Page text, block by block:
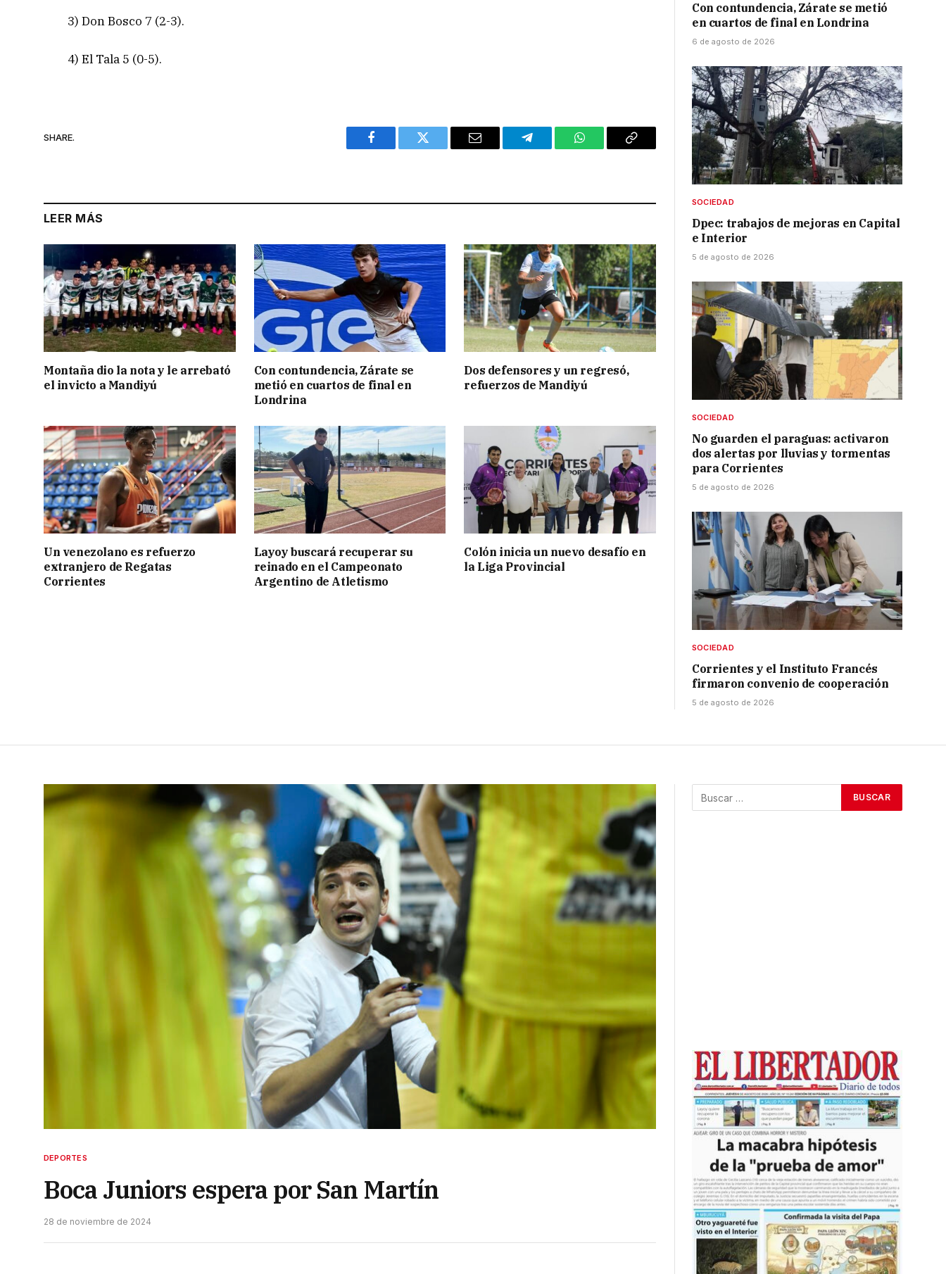
3) Don Bosco 7 (2-3).
4) El Tala 5 (0-5).
SHARE.
Facebook Twitter Email Telegram WhatsAppCopy
LEER MÁS
Montaña dio la nota y le arrebató
el invicto a Mandiyú
Con contundencia, Zárate se
metió en cuartos de final en
Londrina
Dos defensores y un regresó,
refuerzos de Mandiyú
Un venezolano es refuerzo
extranjero de Regatas
Corrientes
Layoy buscará recuperar su
reinado en el Campeonato
Argentino de Atletismo
Colón inicia un nuevo desafío en
la Liga Provincial
Con contundencia, Zárate se metió
en cuartos de final en Londrina
6 de agosto de 2026
SOCIEDAD
Dpec: trabajos de mejoras en Capital
e Interior
5 de agosto de 2026
SOCIEDAD
No guarden el paraguas: activaron
dos alertas por lluvias y tormentas
para Corrientes
5 de agosto de 2026
SOCIEDAD
Corrientes y el Instituto Francés
firmaron convenio de cooperación
5 de agosto de 2026
DEPORTES
Boca Juniors espera por San Martín
28 de noviembre de 2024